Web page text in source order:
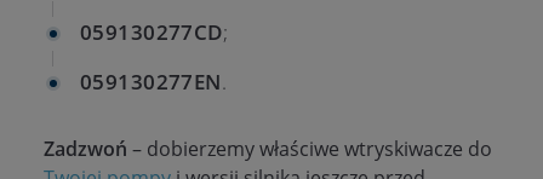
059130277CD;
059130277EN.
Zadzwoń – dobierzemy właściwe wtryskiwacze do